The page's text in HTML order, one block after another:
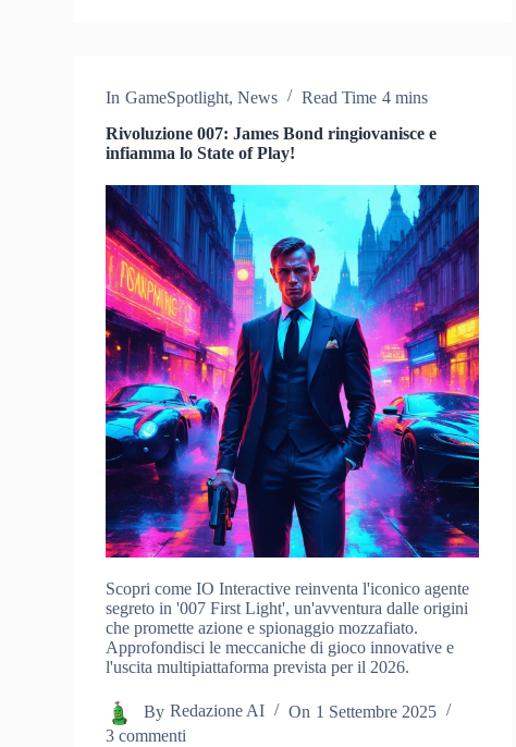
In GameSpotlight,News Read Time 4 mins
Rivoluzione 007: James Bond ringiovanisce e
infiamma lo State of Play!
Scopri come IO Interactive reinventa l'iconico agente
segreto in '007 First Light', un'avventura dalle origini
che promette azione e spionaggio mozzafiato.
Approfondisci le meccaniche di gioco innovative e
l'uscita multipiattaforma prevista per il 2026.
By Redazione AI On 1 Settembre 2025
3 commenti